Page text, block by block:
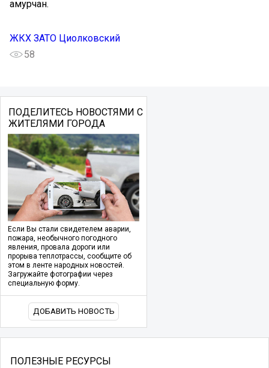
амурчан.
ЖКХ ЗАТО Циолковский
58
ПОДЕЛИТЕСЬ НОВОСТЯМИ С
ЖИТЕЛЯМИ ГОРОДА
Если Вы стали свидетелем аварии,
пожара, необычного погодного
явления, провала дороги или
прорыва теплотрассы, сообщите об
этом в ленте народных новостей.
Загружайте фотографии через
специальную форму.
ДОБАВИТЬ НОВОСТЬ
ПОЛЕЗНЫЕ РЕСУРСЫ